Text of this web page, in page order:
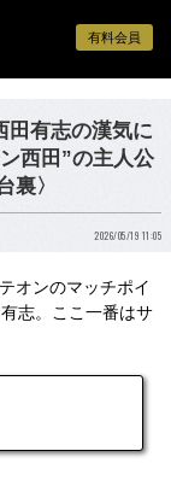
有料会員
田有志の漢気に
西田”の主人公
裏〉
2026/05/19 11:05
オンのマッチポイ
志。ここ一番はサ